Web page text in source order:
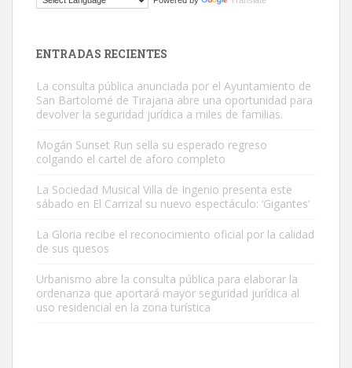
Este gato macho ha aparecido en la calle hace menos de un mes,
Adopción urgente
Busco adopción responsable para mi perra. Pastor alemán,
hembra, 4 años. Por motivos personales ...
ENTRADAS RECIENTES
La consulta pública anunciada por el Ayuntamiento de
San Bartolomé de Tirajana abre una oportunidad para
devolver la seguridad jurídica a miles de familias.
Mogán Sunset Run sella su esperado regreso
colgando el cartel de aforo completo
La Sociedad Musical Villa de Ingenio presenta este
sábado en El Carrizal su nuevo espectáculo: ‘Gigantes’
La Gloria recibe el reconocimiento oficial por la calidad
de sus quesos
Urbanismo abre la consulta pública para elaborar la
ordenanza que aportará mayor seguridad jurídica al
uso residencial en la zona turística